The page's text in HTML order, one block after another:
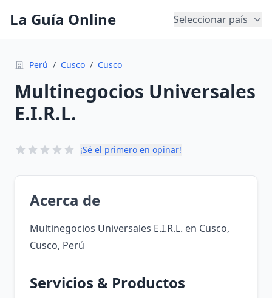
La Guía Online Seleccionar país
Perú / Cusco / Cusco
Multinegocios Universales
E.I.R.L.
¡Sé el primero en opinar!
Acerca de
Multinegocios Universales E.I.R.L. en Cusco,
Cusco, Perú
Servicios & Productos